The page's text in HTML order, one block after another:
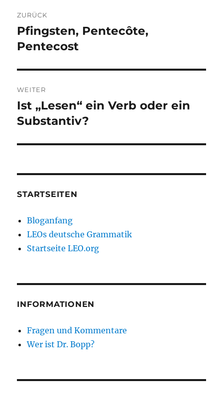
ZURÜCK
Vorheriger
Beitrag:
Pfingsten, Pentecôte,
Pentecost
WEITER
Nächster
Beitrag:
Ist „Lesen“ ein Verb oder ein
Substantiv?
STARTSEITEN
Bloganfang
LEOs deutsche Grammatik
Startseite LEO.org
INFORMATIONEN
Fragen und Kommentare
Wer ist Dr. Bopp?